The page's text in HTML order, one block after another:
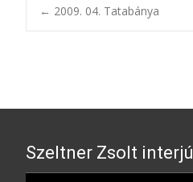
Post
← 2009. 04. Tatabánya
Szeltner Zsolt interjú